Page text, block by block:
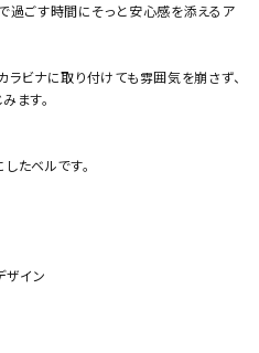
過ごす時間にそっと安心感を添えるア
ラビナに取り付けても雰囲気を崩さず、
ます。
たベルです。
ザイン